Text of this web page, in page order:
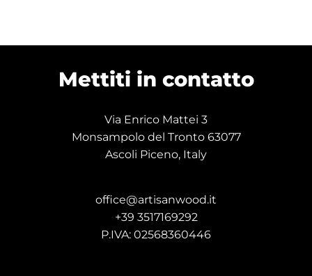
Mettiti in contatto
Via Enrico Mattei 3
Monsampolo del Tronto 63077
Ascoli Piceno, Italy
office@artisanwood.it
+39 3517169292
P.IVA: 02568360446